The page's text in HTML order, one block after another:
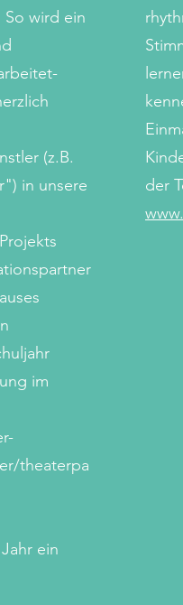
So wird ein
(z.B.
in unsere
im
theaterpa
ein
der